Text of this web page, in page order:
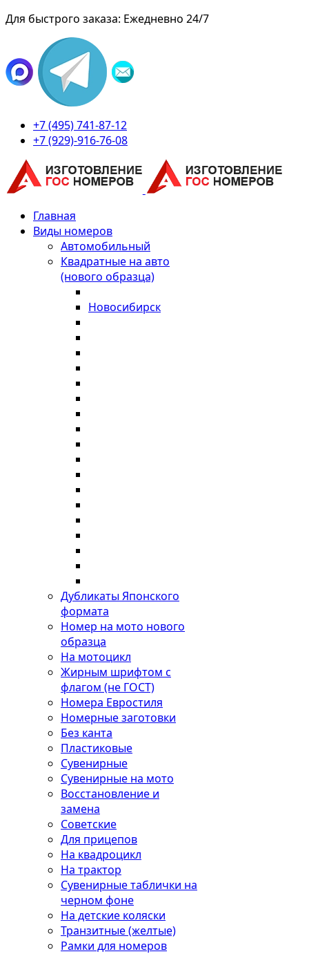
Для быстрого заказа: Ежедневно 24/7
+7 (495) 741-87-12
+7 (929)-916-76-08
Главная
Виды номеров
Автомобильный
Квадратные на авто
(нового образца)
Новосибирск
Дубликаты Японского
формата
Номер на мото нового
образца
На мотоцикл
Жирным шрифтом с
флагом (не ГОСТ)
Номера Евростиля
Номерные заготовки
Без канта
Пластиковые
Сувенирные
Сувенирные на мото
Восстановление и
замена
Советские
Для прицепов
На квадроцикл
На трактор
Сувенирные таблички на
черном фоне
На детские коляски
Транзитные (желтые)
Рамки для номеров